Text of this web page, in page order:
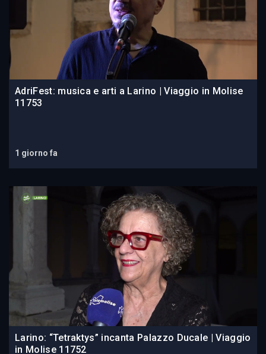
AdriFest: musica e arti a Larino | Viaggio in Molise
11753
1 giorno fa
Larino: “Tetraktys” incanta Palazzo Ducale | Viaggio
in Molise 11752